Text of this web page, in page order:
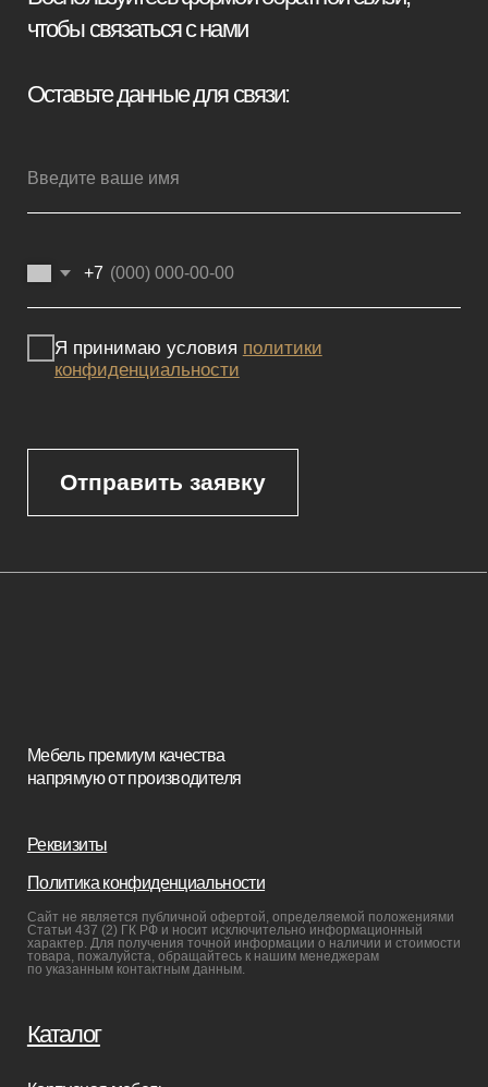
Отправить заявку
Каталог
Корпусная мебель
Сайт не является публичной офертой, определяемой положениями
Статьи 437 (2) ГК РФ и носит исключительно информационный
характер. Для получения точной информации о наличии и стоимости
Покупателям
Мебель на заказ
Реставрация
Бизнесу
Салонам